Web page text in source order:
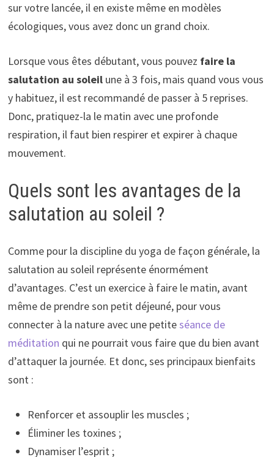
sur votre lancée, il en existe même en modèles
écologiques, vous avez donc un grand choix.
Lorsque vous êtes débutant, vous pouvez faire la
salutation au soleilune à 3 fois, mais quand vous vous
y habituez, il est recommandé de passer à 5 reprises.
Donc, pratiquez-la le matin avec une profonde
respiration, il faut bien respirer et expirer à chaque
mouvement.
Quels sont les avantages de la
salutation au soleil ?
Comme pour la discipline du yoga de façon générale, la
salutation au soleil représente énormément
d’avantages. C’est un exercice à faire le matin, avant
même de prendre son petit déjeuné, pour vous
connecter à la nature avec une petiteséance de
méditation qui ne pourrait vous faire que du bien avant
d’attaquer la journée. Et donc, ses principaux bienfaits
sont :
Renforcer et assouplir les muscles ;
Éliminer les toxines ;
Dynamiser l’esprit ;